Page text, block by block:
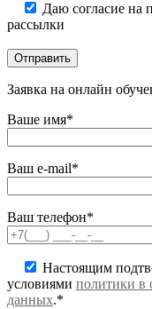
Даю согласие на
рассылки
Заявка на онлайн
Ваше имя*
Ваш e-mail*
Ваш телефон*
Настоящим
условиями политики в
данных.*